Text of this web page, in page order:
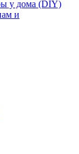
у дома (DIY)
и